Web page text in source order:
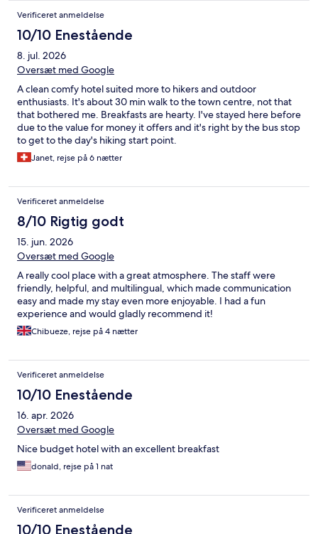
Verificeret anmeldelse
10/10 Enestående
8. jul. 2026
Oversæt med Google
A clean comfy hotel suited more to hikers and outdoor
enthusiasts. It's about 30 min walk to the town centre, not that
that bothered me. Breakfasts are hearty. I've stayed here before
due to the value for money it offers and it's right by the bus stop
to get to the day's hiking start point.
Janet, rejse på 6 nætter
Verificeret anmeldelse
8/10 Rigtig godt
15. jun. 2026
Oversæt med Google
A really cool place with a great atmosphere. The staff were
friendly, helpful, and multilingual, which made communication
easy and made my stay even more enjoyable. I had a fun
experience and would gladly recommend it!
Chibueze, rejse på 4 nætter
Verificeret anmeldelse
10/10 Enestående
16. apr. 2026
Oversæt med Google
Nice budget hotel with an excellent breakfast
donald, rejse på 1 nat
Verificeret anmeldelse
10/10 Enestående